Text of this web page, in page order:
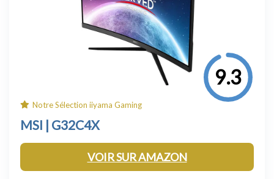
9.3
Notre Sélection iiyama Gaming
MSI | G32C4X
VOIR SUR AMAZON